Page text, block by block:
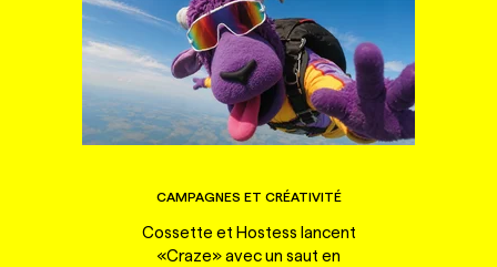
CAMPAGNES ET CRÉATIVITÉ
Cossette et Hostess lancent
«Craze» avec un saut en